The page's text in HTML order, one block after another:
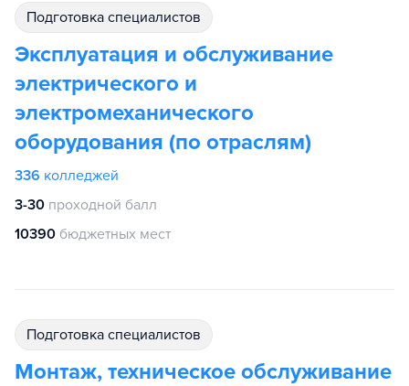
подготовка специалистов
Эксплуатация и обслуживание
электрического и
электромеханического
оборудования (по отраслям)
336 колледжей
3-30 проходной балл
10390 бюджетных мест
подготовка специалистов
Монтаж, техническое обслуживание